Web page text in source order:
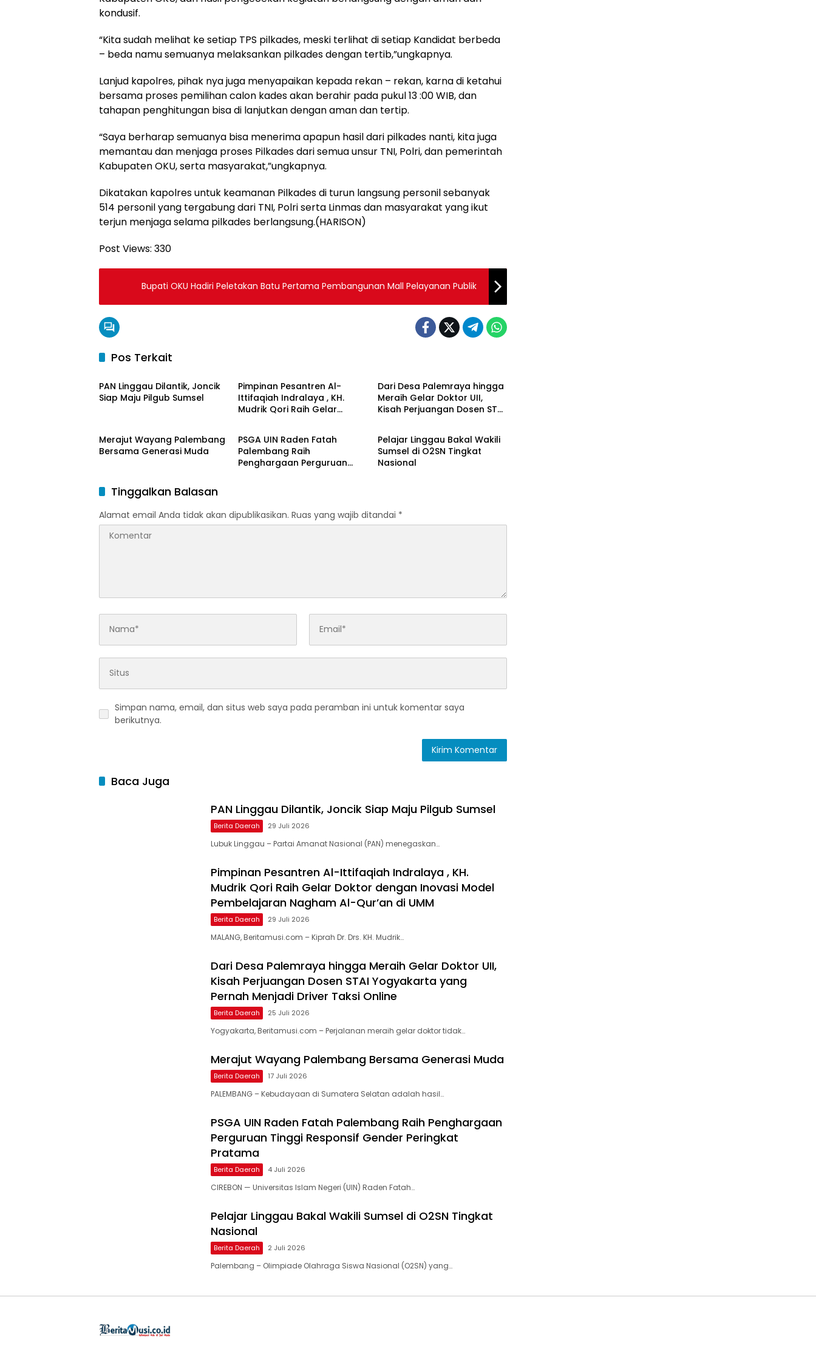
kondusif.
“Kita sudah melihat ke setiap TPS pilkades, meski terlihat di setiap Kandidat berbeda
– beda namu semuanya melaksankan pilkades dengan tertib,”ungkapnya.
Lanjud kapolres, pihak nya juga menyapaikan kepada rekan – rekan, karna di ketahui
bersama proses pemilihan calon kades akan berahir pada pukul 13 :00 WIB, dan
tahapan penghitungan bisa di lanjutkan dengan aman dan tertip.
“Saya berharap semuanya bisa menerima apapun hasil dari pilkades nanti, kita juga
memantau dan menjaga proses Pilkades dari semua unsur TNI, Polri, dan pemerintah
Kabupaten OKU, serta masyarakat,”ungkapnya.
Dikatakan kapolres untuk keamanan Pilkades di turun langsung personil sebanyak
514 personil yang tergabung dari TNI, Polri serta Linmas dan masyarakat yang ikut
terjun menjaga selama pilkades berlangsung.(HARISON)
Post Views: 330
Bupati OKU Hadiri Peletakan Batu Pertama Pembangunan Mall Pelayanan Publik
Pos Terkait
Berita Daerah
PAN Linggau Dilantik, Joncik
Siap Maju Pilgub Sumsel
Pimpinan Pesantren Al-
Ittifaqiah Indralaya , KH.
Mudrik Qori Raih Gelar
Nagham Al-Qur’an di UMM
Dari Desa Palemraya hingga
Meraih Gelar Doktor UII,
Kisah Perjuangan Dosen STAI
Merajut Wayang Palembang
Bersama Generasi Muda
Berita Daerah
PSGA UIN Raden Fatah
Palembang Raih
Penghargaan Perguruan
Berita Daerah
Pelajar Linggau Bakal Wakili
Sumsel di O2SN Tingkat
Nasional
Tinggalkan Balasan
Alamat email Anda tidak akan dipublikasikan. Ruas yang wajib ditandai *
Simpan nama, email, dan situs web saya pada peramban ini untuk komentar saya
berikutnya.
Baca Juga
PAN Linggau Dilantik, Joncik Siap Maju Pilgub Sumsel
Berita Daerah 29 Juli 2026
Lubuk Linggau – Partai Amanat Nasional (PAN) menegaskan…
Pimpinan Pesantren Al-Ittifaqiah Indralaya , KH.
Mudrik Qori Raih Gelar Doktor dengan Inovasi Model
Pembelajaran Nagham Al-Qur’an di UMM
Berita Daerah 29 Juli 2026
MALANG, Beritamusi.com – Kiprah Dr. Drs. KH. Mudrik…
Dari Desa Palemraya hingga Meraih Gelar Doktor UII,
Kisah Perjuangan Dosen STAI Yogyakarta yang
Pernah Menjadi Driver Taksi Online
Berita Daerah 25 Juli 2026
Yogyakarta, Beritamusi.com – Perjalanan meraih gelar doktor tidak…
Merajut Wayang Palembang Bersama Generasi Muda
Berita Daerah 17 Juli 2026
PALEMBANG – Kebudayaan di Sumatera Selatan adalah hasil…
PSGA UIN Raden Fatah Palembang Raih Penghargaan
Perguruan Tinggi Responsif Gender Peringkat
Pratama
Berita Daerah 4 Juli 2026
CIREBON — Universitas Islam Negeri (UIN) Raden Fatah…
Pelajar Linggau Bakal Wakili Sumsel di O2SN Tingkat
Nasional
Berita Daerah 2 Juli 2026
Palembang – Olimpiade Olahraga Siswa Nasional (O2SN) yang…